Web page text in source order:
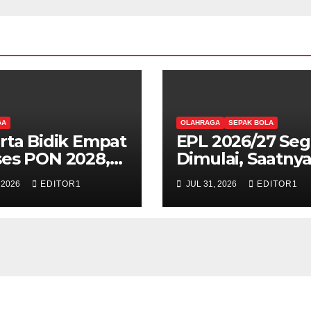
Bidik Empat
PON 2028,
Rp166 Miliar
Sulap Venue
Nasional
EDITOR1
OLAHRAGA SEPAK BOLA
EPL 2026/27
Dimulai, Saatnya
Berburu Poin di
Mansion Sports!
JUL 31, 2026 EDITOR1